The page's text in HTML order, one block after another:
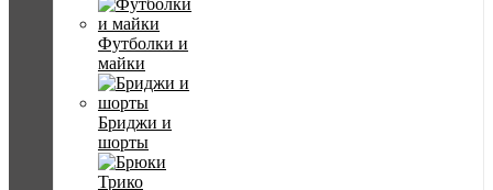
Футболки и
майки
Бриджи и
шорты